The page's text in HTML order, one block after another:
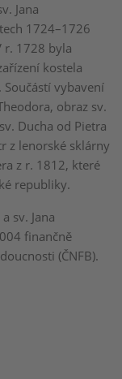
Jana
1724–1726
r. 1728 byla
kostela
vybavení
obraz sv.
Ducha od Pietra
z lenorské sklárny
z r. 1812, které
republiky.
sv. Jana
finančně
(ČNFB).